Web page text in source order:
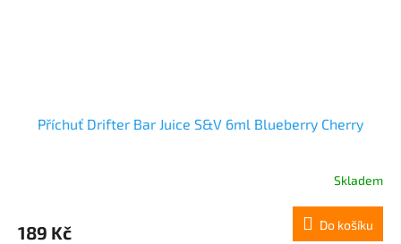
Příchuť Drifter Bar Juice S&V 6ml Blueberry Cherry
Skladem
189 Kč Do košíku